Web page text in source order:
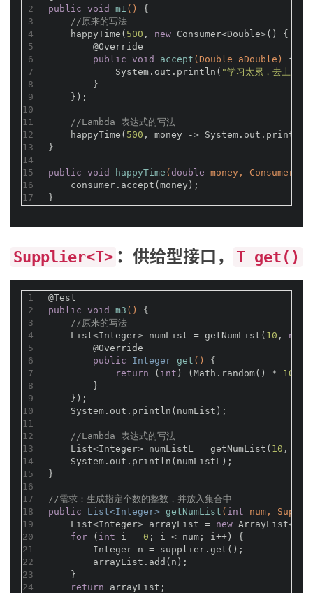
2
3
4
5
6
7
8
9
10
11
12
13
14
15
16
17
public void m1 ()
{
//原来的写法
    happyTime(
500 , new Consumer<Double>() {
@Override
public void accept (Double aDouble)
{
            System.out.println(
"学习太累，去上人间
        }
    });
//Lambda 表达式的写法
    happyTime(
500 , money -> System.out.println(
}
public void happyTime ( double money,
    consumer.accept(money);
}
Supplier<T> ：供给型接口， T get()
1
2
3
4
5
6
7
8
9
10
11
12
13
14
15
16
17
18
19
20
21
22
23
24
@Test
public void m3 ()
{
//原来的写法
    List<Integer> numList = getNumList(
10 , new
@Override
public Integer get ()
{
return ( int ) (Math.random() * 100
        }
    });
    System.out.println(numList);
//Lambda 表达式的写法
    List<Integer> numListL = getNumList(
10 , ()
    System.out.println(numListL);
}
//需求：生成指定个数的整数，并放入集合中
public List<Integer> getNumList ( int num,
    List<Integer> arrayList =
new
for ( int i = 0 ; i < num; i++) {
        Integer n = supplier.get();
        arrayList.add(n);
    }
return arrayList;